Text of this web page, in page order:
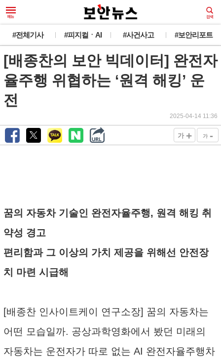
#전체기사 #피지컬ㆍAI #사건사고 #보안리포트
[배종찬의 보안 빅데이터] 완전자
율주행 위협하는 ‘원격 해킹’ 운
전
2025-04-14 11:36
가 + 가 -
꿈의 자동차 기술인 완전자율주행, 원격 해킹 취
약성 경고
편리함과 그 이상의 가치 제공을 위해선 안전장
치 마련 시급해
[배종찬 인사이트케이 연구소장] 꿈의 자동차는
어떤 모습일까. 공상과학영화에서 봤던 미래의
자동차는 운전자가 따로 없는 AI 완전자율주행차